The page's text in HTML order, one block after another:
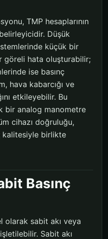
TMP hesaplarının
Düşük
küçük bir
göreli hata oluşturabilir;
ise basınç
hava kabarcığı ve
etkileyebilir. Bu
bir analog manometre
cihazı doğruluğu,
kalitesiyle birlikte
Basınç
olarak sabit akı veya
Sabit akı